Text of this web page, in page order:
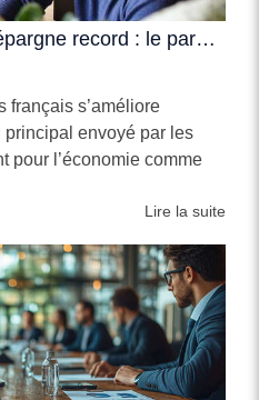
Confiance en hausse, épargne record : le paradoxe des ménages français
français s’améliore
principal envoyé par les
pour l’économie comme
Lire la suite